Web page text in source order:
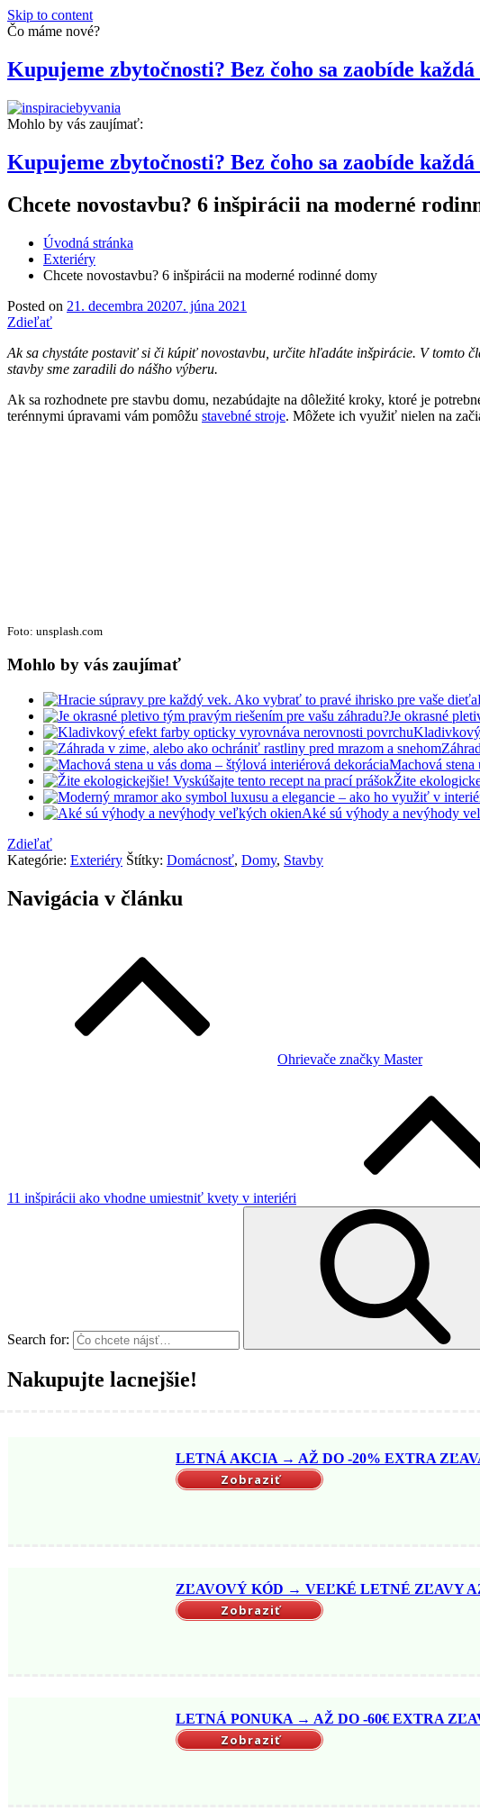
Skip to content
Čo máme nové?
Kupujeme zbytočnosti? Bez čoho sa zaobíde
InspiracieByvania.sk
Mohlo by vás zaujímať:
Kupujeme zbytočnosti? Bez čoho sa zaobíde
Chcete novostavbu? 6 inšpirácii na moderné
Úvodná stránka
Exteriéry
Chcete novostavbu? 6 inšpirácii na moderné rodinné domy
Posted on 21. decembra 20207. júna 2021
Zdieľať
Ak sa chystáte postaviť si či kúpiť novostavbu, určite hľadáte inšpirácie. V tomto
stavby sme zaradili do nášho výberu.
Ak sa rozhodnete pre stavbu domu, nezabúdajte na dôležité kroky, ktoré je
terénnymi úpravami vám pomôžu stavebné stroje. Môžete ich využiť nielen na
Foto: unsplash.com
Mohlo by vás zaujímať
Je okrasné
Machová stena
Žite
Aké sú výhody a nevýhody
Zdieľať
Kategórie: Exteriéry Štítky: Domácnosť, Domy, Stavby
Navigácia v článku
Ohrievače značky Master
11 inšpirácii ako vhodne umiestniť kvety v interiéri
Search for:
Nakupujte lacnejšie!
LETNÁ AKCIA → AŽ DO -20% EXTRA
Zobraziť
ZĽAVOVÝ KÓD → VEĽKÉ LETNÉ ZĽAVY
Zobraziť
LETNÁ PONUKA → AŽ DO -60€ EXTRA
Zobraziť